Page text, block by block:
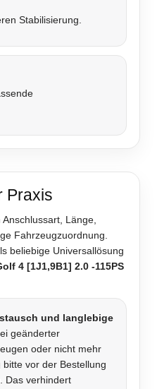
Stabilisierung.
Praxis
Länge,
Fahrzeugzuordnung.
beliebige Universallösung
4 [1J1,9B1] 2.0 -115PS
und langlebige
geänderter
oder nicht mehr
vor der Bestellung
Das verhindert